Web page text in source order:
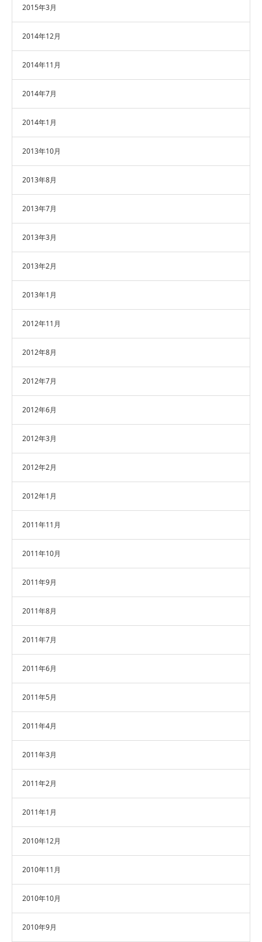
2015年3月
2014年12月
2014年11月
2014年7月
2014年1月
2013年10月
2013年8月
2013年7月
2013年3月
2013年2月
2013年1月
2012年11月
2012年8月
2012年7月
2012年6月
2012年3月
2012年2月
2012年1月
2011年11月
2011年10月
2011年9月
2011年8月
2011年7月
2011年6月
2011年5月
2011年4月
2011年3月
2011年2月
2011年1月
2010年12月
2010年11月
2010年10月
2010年9月